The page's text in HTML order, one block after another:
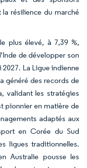
résilience du marché
plus élevé, à 7,39 %,
de développer son
La Ligue indienne
généré des records de
validant les stratégies
pionnier en matière de
adaptés aux
en Corée du Sud
ligues traditionnelles.
Australie pousse les